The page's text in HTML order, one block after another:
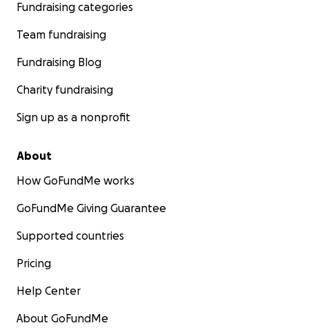
Fundraising categories
Team fundraising
Fundraising Blog
Charity fundraising
Sign up as a nonprofit
About
How GoFundMe works
GoFundMe Giving Guarantee
Supported countries
Pricing
Help Center
About GoFundMe